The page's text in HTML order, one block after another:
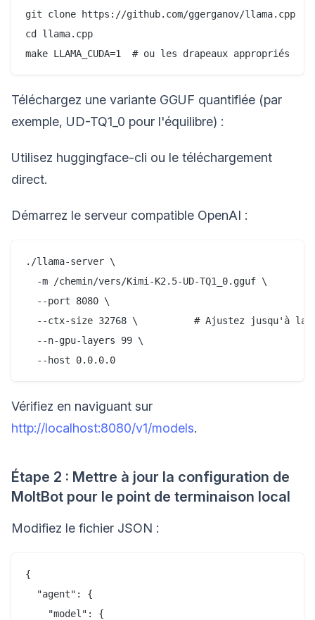
git clone https://github.com/ggerganov/llama.cpp
cd llama.cpp
Téléchargez une variante GGUF quantifiée (par
exemple, UD-TQ1_0 pour l'équilibre) :
Utilisez huggingface-cli ou le téléchargement
direct.
Démarrez le serveur compatible OpenAI :
./llama-server \
  -m /chemin/vers/Kimi-K2.5-UD-TQ1_0.gguf \
  --port 8080 \
--ctx-size 32768 \          # Ajustez jusqu'à
  --n-gpu-layers 99 \
Vérifiez en naviguant sur
http://localhost:8080/v1/models.
Étape 2 : Mettre à jour la configuration de
MoltBot pour le point de terminaison local
Modifiez le fichier JSON :
{
  "agent": {
    "model": {